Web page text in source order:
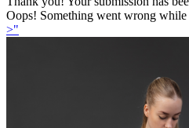
Oops! Something went wrong
>"